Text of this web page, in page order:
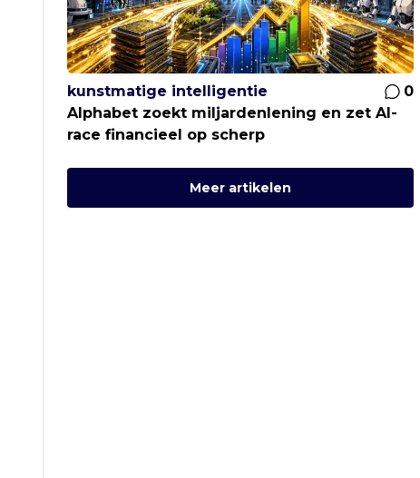
kunstmatige intelligentie
0
Alphabet zoekt miljardenlening en zet AI-
race financieel op scherp
Meer artikelen